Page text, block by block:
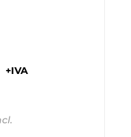
+IVA